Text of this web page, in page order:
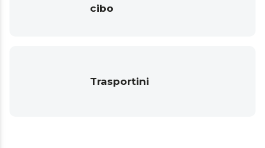
cibo
Trasportini